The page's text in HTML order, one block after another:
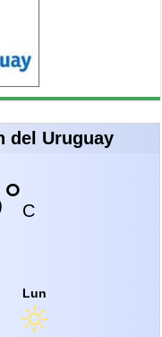
del Uruguay
C
Lun